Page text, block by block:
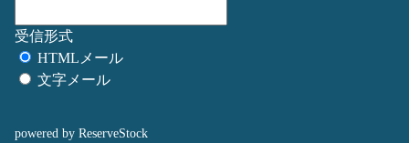
受信形式
HTMLメール
文字メール
powered by ReserveStock